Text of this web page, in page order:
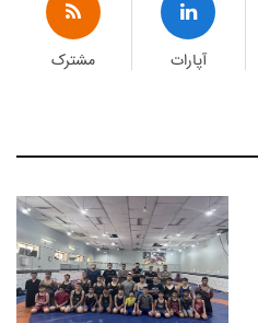
آپارات مشترک